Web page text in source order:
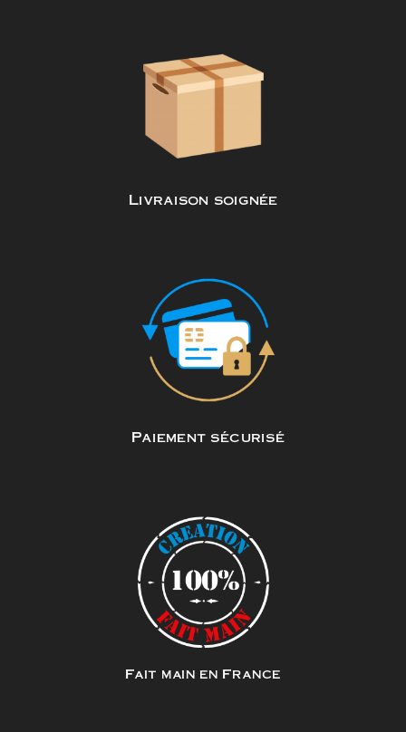
Livraison soignée
Paiement sécurisé
Fait main en France